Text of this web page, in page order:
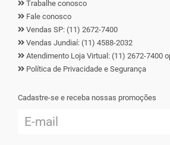
Trabalhe conosco
Fale conosco
Vendas SP: (11) 2672-7400
Vendas Jundiaí: (11) 4588-2032
Atendimento Loja Virtual: (11) 2672-7400
Política de Privacidade e Segurança
Cadastre-se e receba nossas promoções